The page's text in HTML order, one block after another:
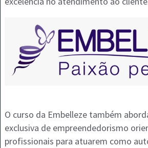
O curso da Embelleze também
exclusiva de empreendedorismo
profissionais para atuarem como